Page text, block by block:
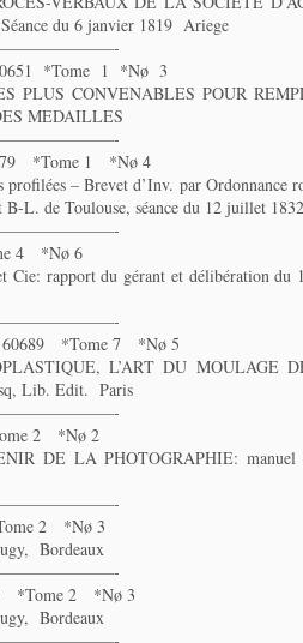
du 6 janvier 1819 Ariege
*Tome 1 *Nø 3
PLUS CONVENABLES POUR
MEDAILLES
*Tome 1 *Nø 4
– Brevet d’Inv. par Ordonnance
B-L. de Toulouse, séance du 12 juillet
4 *Nø 6
Cie: rapport du gérant et délibération
*Tome 7 *Nø 5
L’ART DU MOULAGE
Lib. Edit. Paris
2 *Nø 2
DE LA PHOTOGRAPHIE: manuel
2 *Nø 3
Bordeaux
*Tome 2 *Nø 3
Bordeaux